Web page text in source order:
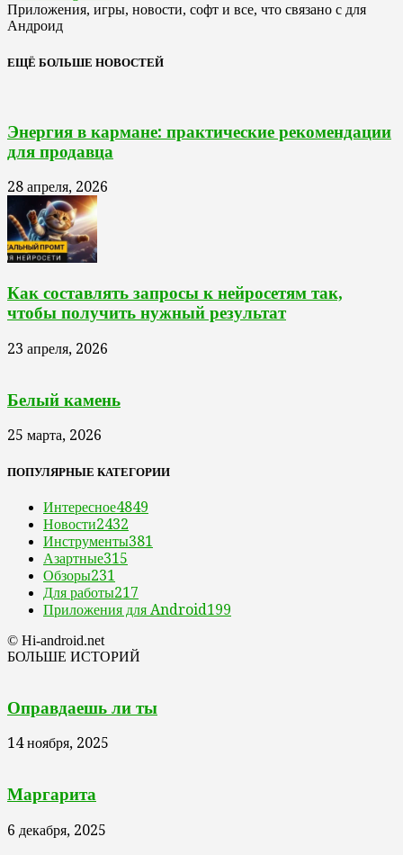
Приложения, игры, новости, софт и все, что связано с для
Андроид
ЕЩЁ БОЛЬШЕ НОВОСТЕЙ
Энергия в кармане: практические рекомендации
для продавца
28 апреля, 2026
Как составлять запросы к нейросетям так,
чтобы получить нужный результат
23 апреля, 2026
Белый камень
25 марта, 2026
ПОПУЛЯРНЫЕ КАТЕГОРИИ
Интересное4849
Новости2432
Инструменты381
Азартные315
Обзоры231
Для работы217
Приложения для Android199
© Hi-android.net
БОЛЬШЕ ИСТОРИЙ
Оправдаешь ли ты
14 ноября, 2025
Маргарита
6 декабря, 2025